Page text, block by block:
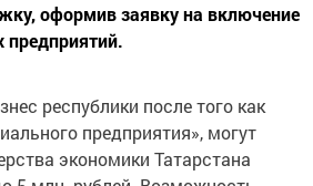
оформив заявку на включение
предприятий.
республики после того как
предприятия», могут
экономики Татарстана